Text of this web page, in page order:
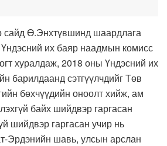
Ө.Энхтүвшинд шаардлага
Үндэсний их баяр наадмын комисс
хуралдаж, 2018 оны Үндэсний их
барилдаанд сэтгүүлчдийг Төв
бөхчүүдийн оноолт хийж, ам
байх шийдвэр гаргасан
шийдвэр гаргасан учир нь
Эрдэнийн шавь, улсын арслан